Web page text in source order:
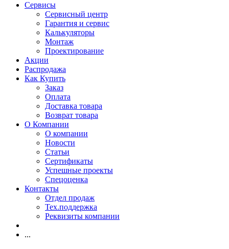
Сервисы
Сервисный центр
Гарантия и сервис
Калькуляторы
Монтаж
Проектирование
Акции
Распродажа
Как Купить
Заказ
Оплата
Доставка товара
Возврат товара
О Компании
О компании
Новости
Статьи
Сертификаты
Успешные проекты
Спецоценка
Контакты
Отдел продаж
Тех.поддержка
Реквизиты компании
...